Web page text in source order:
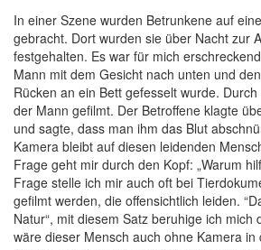
In einer Szene wurden Betrunkene auf
gebracht. Dort wurden sie über Nacht zur
festgehalten. Es war für mich
Mann mit dem Gesicht nach unten und
Rücken an ein Bett gefesselt wurde.
der Mann gefilmt. Der Betroffene klagte
und sagte, dass man ihm das Blut
Kamera bleibt auf diesen leidenden
Frage geht mir durch den Kopf: „Warum
Frage stelle ich mir auch oft bei
gefilmt werden, die offensichtlich leiden.
Natur“, mit diesem Satz beruhige ich mich
wäre dieser Mensch auch ohne Kamera in